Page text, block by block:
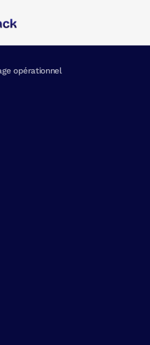
opérationnel